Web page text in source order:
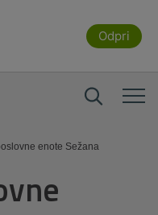
Odpri
enote Sežana